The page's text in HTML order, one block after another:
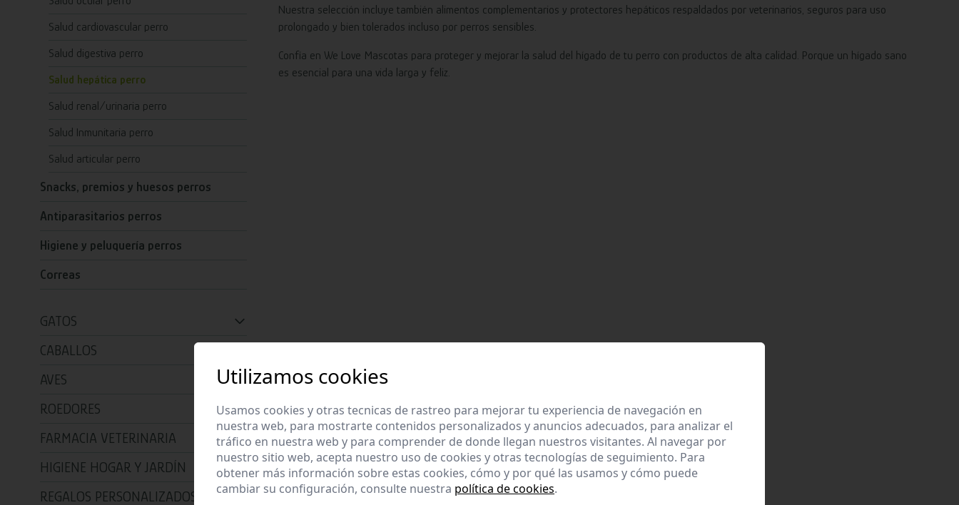
Salud cardiovascular perro
Salud digestiva perro
Salud hepática perro
Salud renal/urinaria perro
Salud Inmunitaria perro
Salud articular perro
Snacks, premios y huesos perros
Antiparasitarios perros
Higiene y peluquería perros
Correas
GATOS
CABALLOS
AVES
ROEDORES
FARMACIA VETERINARIA
HIGIENE HOGAR Y JARDÍN
REGALOS PERSONALIZADOS
Nuestra selección incluye también alimentos complementarios y protectores hepáticos respaldados por veterinarios, seguros para uso
prolongado y bien tolerados incluso por perros sensibles.
Confía en We Love Mascotas para proteger y mejorar la salud del hígado de tu perro con productos de alta calidad. Porque un hígado sano
es esencial para una vida larga y feliz.
Utilizamos cookies
Usamos cookies y otras tecnicas de rastreo para mejorar tu experiencia de navegación en
nuestra web, para mostrarte contenidos personalizados y anuncios adecuados, para analizar el
tráfico en nuestra web y para comprender de donde llegan nuestros visitantes. Al navegar por
nuestro sitio web, acepta nuestro uso de cookies y otras tecnologías de seguimiento. Para
obtener más información sobre estas cookies, cómo y por qué las usamos y cómo puede
cambiar su configuración, consulte nuestra política de cookies.